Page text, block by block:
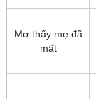
Mơ thấy mẹ đã
mất